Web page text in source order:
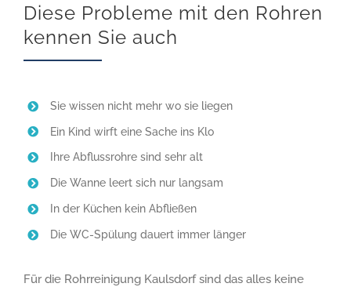
Diese Probleme mit den Rohren
kennen Sie auch
Sie wissen nicht mehr wo sie liegen
Ein Kind wirft eine Sache ins Klo
Ihre Abflussrohre sind sehr alt
Die Wanne leert sich nur langsam
In der Küchen kein Abfließen
Die WC-Spülung dauert immer länger
Für die Rohrreinigung Kaulsdorf sind das alles keine